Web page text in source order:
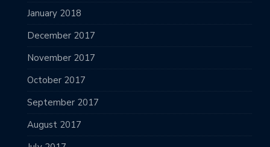
January 2018
December 2017
November 2017
October 2017
September 2017
August 2017